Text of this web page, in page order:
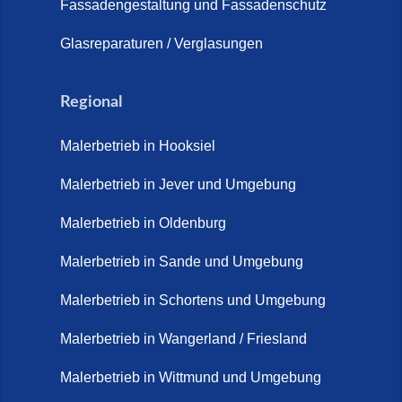
Fassadengestaltung und Fassadenschutz
Glasreparaturen / Verglasungen
Regional
Malerbetrieb in Hooksiel
Malerbetrieb in Jever und Umgebung
Malerbetrieb in Oldenburg
Malerbetrieb in Sande und Umgebung
Malerbetrieb in Schortens und Umgebung
Malerbetrieb in Wangerland / Friesland
Malerbetrieb in Wittmund und Umgebung